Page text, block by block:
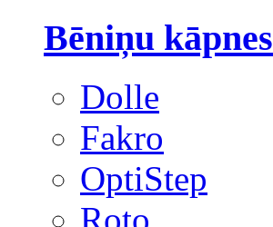
Bēniņu kāpnes
Dolle
Fakro
OptiStep
Roto